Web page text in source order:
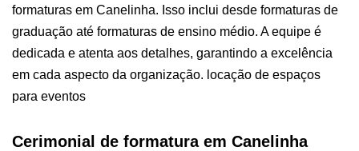
formaturas em Canelinha. Isso inclui desde formaturas de
graduação até formaturas de ensino médio. A equipe é
dedicada e atenta aos detalhes, garantindo a excelência
em cada aspecto da organização. locação de espaços
para eventos
Cerimonial de formatura em Canelinha